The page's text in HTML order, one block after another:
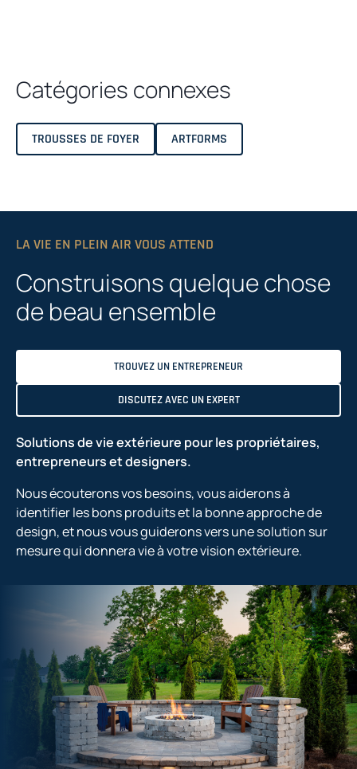
Catégories connexes
TROUSSES DE FOYER ARTFORMS
LA VIE EN PLEIN AIR VOUS ATTEND
Construisons quelque chose
de beau ensemble
TROUVEZ UN ENTREPRENEUR
DISCUTEZ AVEC UN EXPERT
Solutions de vie extérieure pour les propriétaires,
entrepreneurs et designers.
Nous écouterons vos besoins, vous aiderons à
identifier les bons produits et la bonne approche de
design, et nous vous guiderons vers une solution sur
mesure qui donnera vie à votre vision extérieure.